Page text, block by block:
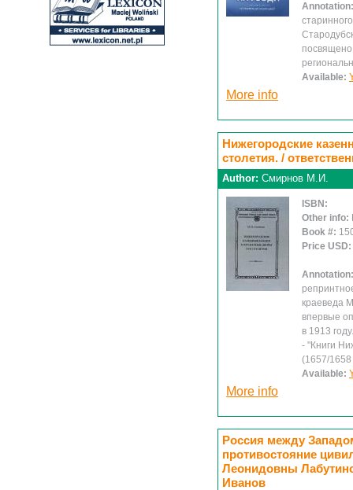
посвящено
Available:
More info
Нижегородские
столетия. /
Author: Смирнов М.И.
ISBN:
Other info:
Book #:
Price USD:
краеведа
впервые
в 1913
- "Книги
(1657/1658
Available:
More info
Россия между
противостояние
Леонидовны
Иванов